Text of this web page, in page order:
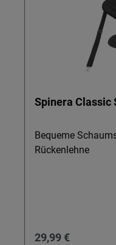
Spinera Classic
Bequeme
Rückenlehne
Regulärer Preis:
29,99 €